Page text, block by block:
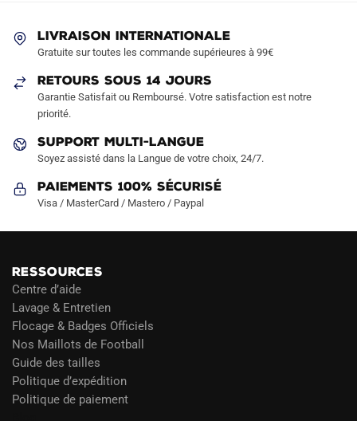
LIVRAISON INTERNATIONALE
Gratuite sur toutes les commande supérieures à 99€
RETOURS SOUS 14 JOURS
Garantie Satisfait ou Remboursé. Votre satisfaction est notre
priorité.
SUPPORT MULTI-LANGUE
Soyez assisté dans la Langue de votre choix, 24/7.
Paiements 100% Sécurisé
Visa / MasterCard / Mastero / Paypal
RESSOURCES
Centre d’aide
Lavage & Entretien
Flocage & Badges Officiels
Nos Maillots de Football
Guide des tailles
Politique d’expédition
Politique de paiement